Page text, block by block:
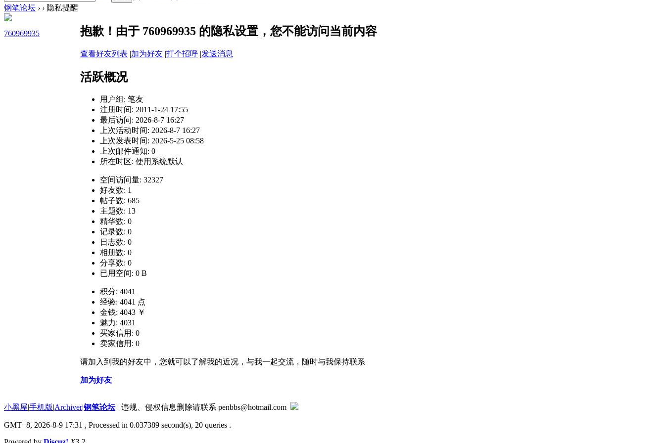
钢笔论坛 › › 隐私提醒
760969935 抱歉！由于 760969935 的隐私设置，您不能访问当前内容
查看好友列表 |加为好友 |打个招呼 |发送消息
活跃概况
用户组: 笔友
注册时间: 2011-1-24 17:55
最后访问: 2026-8-7 16:27
上次活动时间: 2026-8-7 16:27
上次发表时间: 2026-5-25 08:58
上次邮件通知: 0
所在时区: 使用系统默认
空间访问量: 32327
好友数: 1
帖子数: 685
主题数: 13
精华数: 0
记录数: 0
日志数: 0
相册数: 0
分享数: 0
已用空间: 0 B
积分: 4041
经验: 4041 点
金钱: 4043 ￥
魅力: 4031
买家信用: 0
卖家信用: 0
请加入到我的好友中，您就可以了解我的近况，与我一起交流，随时与我保持联系
加为好友
小黑屋|手机版|Archiver|钢笔论坛 违规、侵权信息删除请联系 penbbs@hotmail.com
GMT+8, 2026-8-9 17:31 , Processed in 0.037389 second(s), 20 queries .